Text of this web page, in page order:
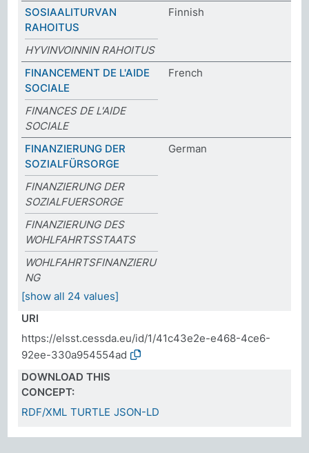
SOSIAALITURVAN
RAHOITUS
Finnish
HYVINVOINNIN RAHOITUS
FINANCEMENT DE L'AIDE
SOCIALE
French
FINANCES DE L'AIDE
SOCIALE
FINANZIERUNG DER
SOZIALFÜRSORGE
German
FINANZIERUNG DER
SOZIALFUERSORGE
FINANZIERUNG DES
WOHLFAHRTSSTAATS
WOHLFAHRTSFINANZIERU
NG
[show all 24 values]
URI
https://elsst.cessda.eu/id/1/41c43e2e-e468-4ce6-
92ee-330a954554ad
DOWNLOAD THIS
CONCEPT:
RDF/XML TURTLE JSON-LD